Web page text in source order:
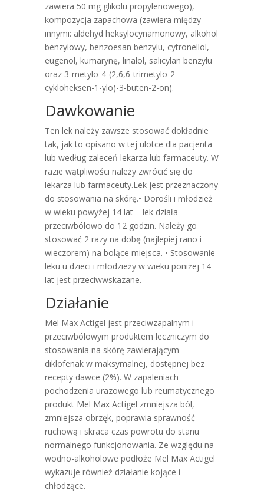
zawiera 50 mg glikolu propylenowego),
kompozycja zapachowa (zawiera między
innymi: aldehyd heksylocynamonowy, alkohol
benzylowy, benzoesan benzylu, cytronellol,
eugenol, kumarynę, linalol, salicylan benzylu
oraz 3-metylo-4-(2,6,6-trimetylo-2-
cykloheksen-1-ylo)-3-buten-2-on).
Dawkowanie
Ten lek należy zawsze stosować dokładnie
tak, jak to opisano w tej ulotce dla pacjenta
lub według zaleceń lekarza lub farmaceuty. W
razie wątpliwości należy zwrócić się do
lekarza lub farmaceuty.Lek jest przeznaczony
do stosowania na skórę.• Dorośli i młodzież
w wieku powyżej 14 lat – lek działa
przeciwbólowo do 12 godzin. Należy go
stosować 2 razy na dobę (najlepiej rano i
wieczorem) na bolące miejsca. • Stosowanie
leku u dzieci i młodzieży w wieku poniżej 14
lat jest przeciwwskazane.
Działanie
Mel Max Actigel jest przeciwzapalnym i
przeciwbólowym produktem leczniczym do
stosowania na skórę zawierającym
diklofenak w maksymalnej, dostępnej bez
recepty dawce (2%). W zapaleniach
pochodzenia urazowego lub reumatycznego
produkt Mel Max Actigel zmniejsza ból,
zmniejsza obrzęk, poprawia sprawność
ruchową i skraca czas powrotu do stanu
normalnego funkcjonowania. Ze względu na
wodno-alkoholowe podłoże Mel Max Actigel
wykazuje również działanie kojące i
chłodzące.